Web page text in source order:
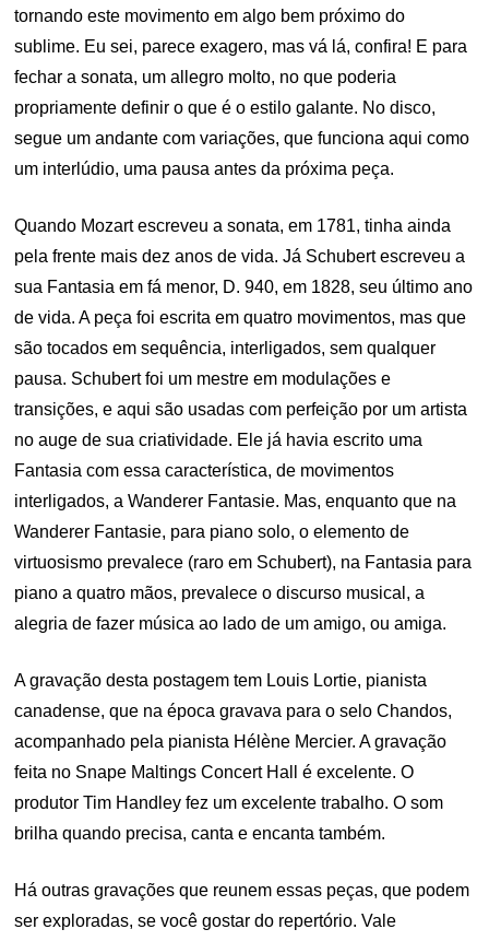
tornando este movimento em algo bem próximo do
sublime. Eu sei, parece exagero, mas vá lá, confira! E para
fechar a sonata, um allegro molto, no que poderia
propriamente definir o que é o estilo galante. No disco,
segue um andante com variações, que funciona aqui como
um interlúdio, uma pausa antes da próxima peça.
Quando Mozart escreveu a sonata, em 1781, tinha ainda
pela frente mais dez anos de vida. Já Schubert escreveu a
sua Fantasia em fá menor, D. 940, em 1828, seu último ano
de vida. A peça foi escrita em quatro movimentos, mas que
são tocados em sequência, interligados, sem qualquer
pausa. Schubert foi um mestre em modulações e
transições, e aqui são usadas com perfeição por um artista
no auge de sua criatividade. Ele já havia escrito uma
Fantasia com essa característica, de movimentos
interligados, a Wanderer Fantasie. Mas, enquanto que na
Wanderer Fantasie, para piano solo, o elemento de
virtuosismo prevalece (raro em Schubert), na Fantasia para
piano a quatro mãos, prevalece o discurso musical, a
alegria de fazer música ao lado de um amigo, ou amiga.
A gravação desta postagem tem Louis Lortie, pianista
canadense, que na época gravava para o selo Chandos,
acompanhado pela pianista Hélène Mercier. A gravação
feita no Snape Maltings Concert Hall é excelente. O
produtor Tim Handley fez um excelente trabalho. O som
brilha quando precisa, canta e encanta também.
Há outras gravações que reunem essas peças, que podem
ser exploradas, se você gostar do repertório. Vale